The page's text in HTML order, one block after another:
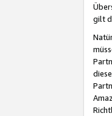
gilt